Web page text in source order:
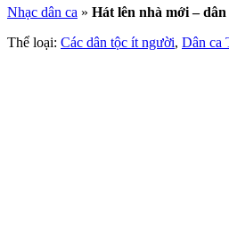
Nhạc dân ca » Hát lên nhà mới –
Thể loại: Các dân tộc ít người, Dân ca